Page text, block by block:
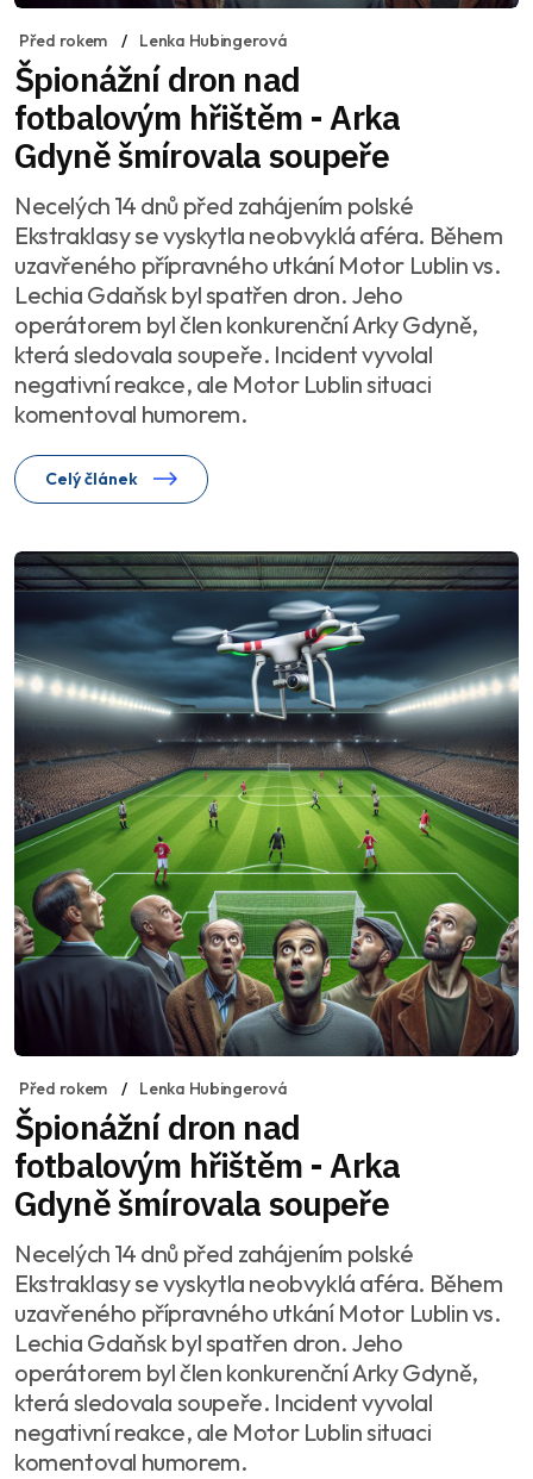
Před rokem Lenka Hubingerová
Špionážní dron nad
fotbalovým hřištěm - Arka
Gdyně šmírovala soupeře
Necelých 14 dnů před zahájením polské
Ekstraklasy se vyskytla neobvyklá aféra. Během
uzavřeného přípravného utkání Motor Lublin vs.
Lechia Gdaňsk byl spatřen dron. Jeho
operátorem byl člen konkurenční Arky Gdyně,
která sledovala soupeře. Incident vyvolal
negativní reakce, ale Motor Lublin situaci
komentoval humorem.
Celý článek
Před rokem Lenka Hubingerová
Špionážní dron nad
fotbalovým hřištěm - Arka
Gdyně šmírovala soupeře
Necelých 14 dnů před zahájením polské
Ekstraklasy se vyskytla neobvyklá aféra. Během
uzavřeného přípravného utkání Motor Lublin vs.
Lechia Gdaňsk byl spatřen dron. Jeho
operátorem byl člen konkurenční Arky Gdyně,
která sledovala soupeře. Incident vyvolal
negativní reakce, ale Motor Lublin situaci
komentoval humorem.